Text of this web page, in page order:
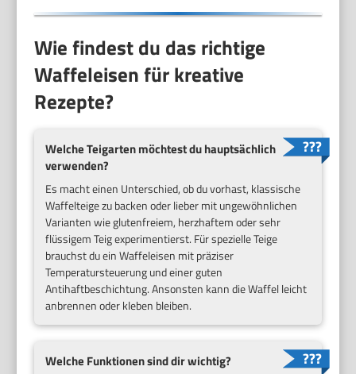
Wie findest du das richtige
Waffeleisen für kreative
Rezepte?
Welche Teigarten möchtest du hauptsächlich
verwenden?
Es macht einen Unterschied, ob du vorhast, klassische
Waffelteige zu backen oder lieber mit ungewöhnlichen
Varianten wie glutenfreiem, herzhaftem oder sehr
flüssigem Teig experimentierst. Für spezielle Teige
brauchst du ein Waffeleisen mit präziser
Temperatursteuerung und einer guten
Antihaftbeschichtung. Ansonsten kann die Waffel leicht
anbrennen oder kleben bleiben.
Welche Funktionen sind dir wichtig?